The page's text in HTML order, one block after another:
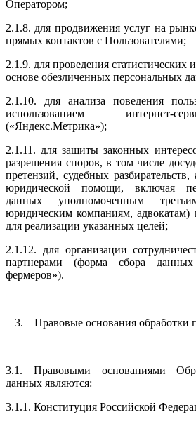
Оператором;
2.1.8. для продвижения услуг на
прямых контактов с Пользователями;
2.1.9. для проведения статистических
основе обезличенных персональных
2.1.10. для анализа поведения
использованием интернет-
(«Яндекс.Метрика»);
2.1.11. для защиты законных
разрешения споров, в том числе
претензий, судебных
юридической помощи, включая
данных уполномоченным
юридическим компаниям, адвокатам)
для реализации указанных целей;
2.1.12. для организации
партнерами (форма сбора
фермеров»).
3. Правовые основания обработки
3.1. Правовыми основаниями
данных являются:
3.1.1. Конституция Российской